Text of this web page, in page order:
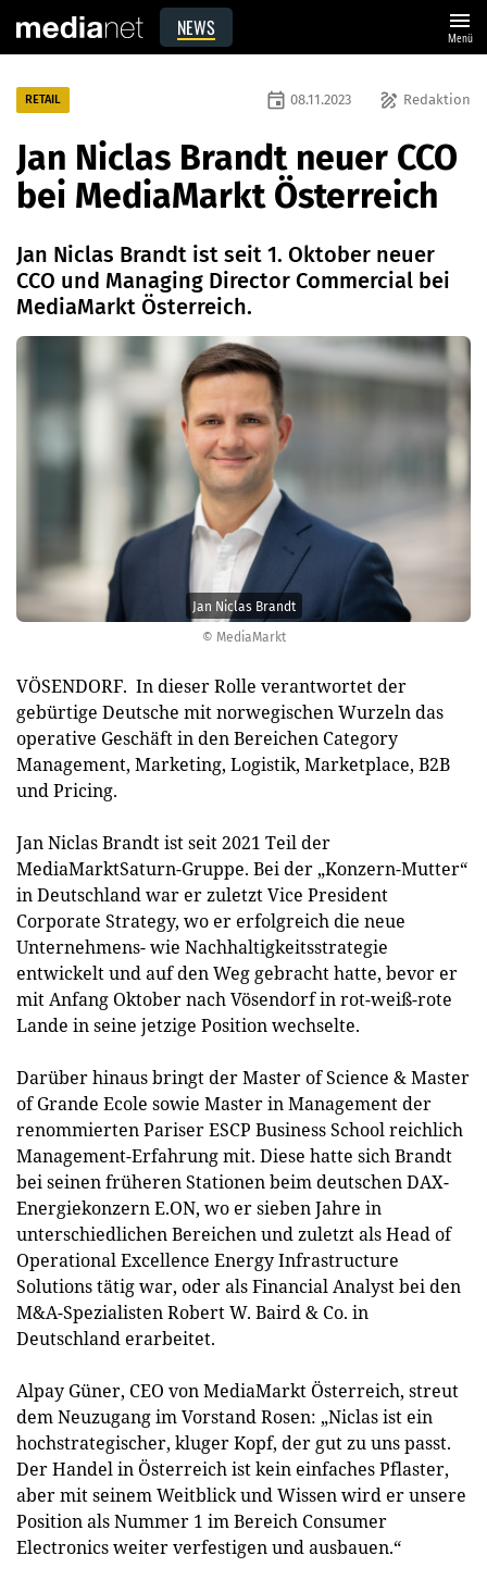
NEWS menu
Menü
© MediaMarkt
Jan Niclas Brandt
RETAIL draw Redaktion
event 08.11.2023
Jan Niclas Brandt neuer CCO
bei MediaMarkt Österreich
Jan Niclas Brandt ist seit 1. Oktober neuer
CCO und Managing Director Commercial bei
MediaMarkt Österreich.
VÖSENDORF. In dieser Rolle verantwortet der
gebürtige Deutsche mit norwegischen Wurzeln das
operative Geschäft in den Bereichen Category
Management, Marketing, Logistik, Marketplace, B2B
und Pricing.
Jan Niclas Brandt ist seit 2021 Teil der
MediaMarktSaturn-Gruppe. Bei der „Konzern-Mutter“
in Deutschland war er zuletzt Vice President
Corporate Strategy, wo er erfolgreich die neue
Unternehmens- wie Nachhaltigkeitsstrategie
entwickelt und auf den Weg gebracht hatte, bevor er
mit Anfang Oktober nach Vösendorf in rot-weiß-rote
Lande in seine jetzige Position wechselte.
Darüber hinaus bringt der Master of Science & Master
of Grande Ecole sowie Master in Management der
renommierten Pariser ESCP Business School reichlich
Management-Erfahrung mit. Diese hatte sich Brandt
bei seinen früheren Stationen beim deutschen DAX-
Energiekonzern E.ON, wo er sieben Jahre in
unterschiedlichen Bereichen und zuletzt als Head of
Operational Excellence Energy Infrastructure
Solutions tätig war, oder als Financial Analyst bei den
M&A-Spezialisten Robert W. Baird & Co. in
Deutschland erarbeitet.
Alpay Güner, CEO von MediaMarkt Österreich, streut
dem Neuzugang im Vorstand Rosen: „Niclas ist ein
hochstrategischer, kluger Kopf, der gut zu uns passt.
Der Handel in Österreich ist kein einfaches Pflaster,
aber mit seinem Weitblick und Wissen wird er unsere
Position als Nummer 1 im Bereich Consumer
Electronics weiter verfestigen und ausbauen.“